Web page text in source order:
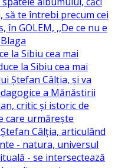
la Sibiu cea mai